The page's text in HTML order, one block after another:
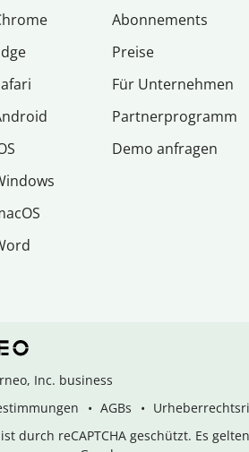
Abon­ne­ments
Preise
Für Unternehmen
Partnerprogramm
Demo anfragen
Inc. business
AGBs
durch reCAPTCHA geschützt. Es